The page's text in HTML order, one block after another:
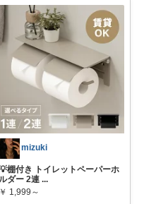
mizuki
棚付き トイレットペーパーホ
ダー 2連 ...
￥ 1,999～